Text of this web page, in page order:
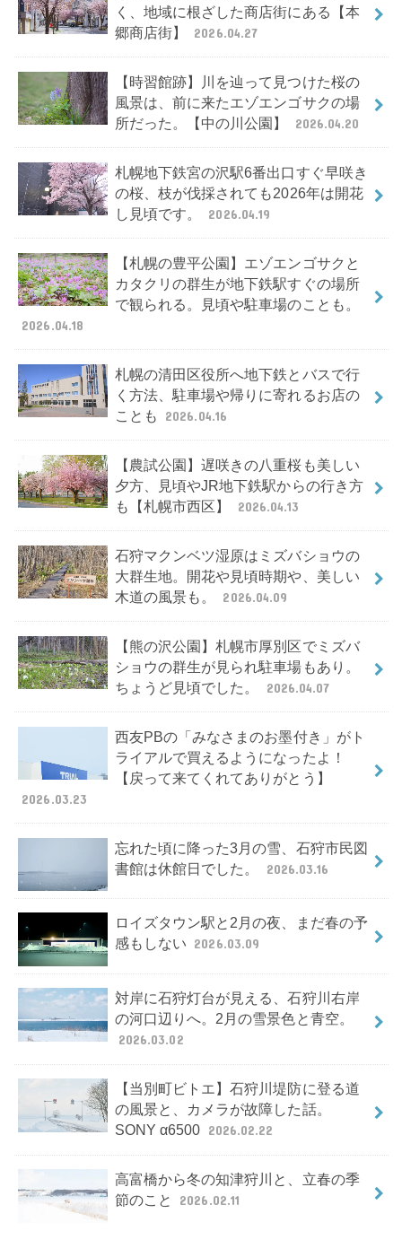
く、地域に根ざした商店街にある【本
郷商店街】
2026.04.27
【時習館跡】川を辿って見つけた桜の
風景は、前に来たエゾエンゴサクの場
所だった。【中の川公園】
2026.04.20
札幌地下鉄宮の沢駅6番出口すぐ早咲き
の桜、枝が伐採されても2026年は開花
し見頃です。
2026.04.19
【札幌の豊平公園】エゾエンゴサクと
カタクリの群生が地下鉄駅すぐの場所
で観られる。見頃や駐車場のことも。
2026.04.18
札幌の清田区役所へ地下鉄とバスで行
く方法、駐車場や帰りに寄れるお店の
ことも
2026.04.16
【農試公園】遅咲きの八重桜も美しい
夕方、見頃やJR地下鉄駅からの行き方
も【札幌市西区】
2026.04.13
石狩マクンベツ湿原はミズバショウの
大群生地。開花や見頃時期や、美しい
木道の風景も。
2026.04.09
【熊の沢公園】札幌市厚別区でミズバ
ショウの群生が見られ駐車場もあり。
ちょうど見頃でした。
2026.04.07
西友PBの「みなさまのお墨付き」がト
ライアルで買えるようになったよ！
【戻って来てくれてありがとう】
2026.03.23
忘れた頃に降った3月の雪、石狩市民図
書館は休館日でした。
2026.03.16
ロイズタウン駅と2月の夜、まだ春の予
感もしない 2026.03.09
対岸に石狩灯台が見える、石狩川右岸
の河口辺りへ。2月の雪景色と青空。
2026.03.02
【当別町ビトエ】石狩川堤防に登る道
の風景と、カメラが故障した話。
SONY α6500 2026.02.22
高富橋から冬の知津狩川と、立春の季
節のこと
2026.02.11